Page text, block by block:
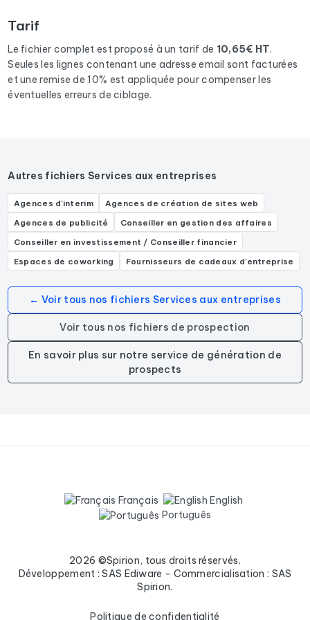
Expert-comptable, Cabinet d'expertise comptable.
Tarif
Le fichier complet est proposé à un tarif de 10,65€ HT.
Seules les lignes contenant une adresse email sont facturées
et une remise de 10% est appliquée pour compenser les
éventuelles erreurs de ciblage.
Autres fichiers Services aux entreprises
Agences d'interim
Agences de création de sites web
Agences de publicité
Conseiller en gestion des affaires
Conseiller en investissement / Conseiller financier
Espaces de coworking
Fournisseurs de cadeaux d'entreprise
← Voir tous nos fichiers Services aux entreprises
Voir tous nos fichiers de prospection
En savoir plus sur notre service de génération de
prospects
Français
English
Português
2026 ©Spirion, tous droits réservés.
Développement : SAS Ediware - Commercialisation : SAS
Spirion.
Politique de confidentialité